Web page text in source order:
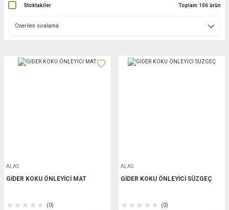
Stoktakiler Toplam 106 ürün
ALAS
GİDER KOKU ÖNLEYİCİ MAT
(0)
ALAS
GİDER KOKU ÖNLEYİCİ SÜZGEÇ
(0)